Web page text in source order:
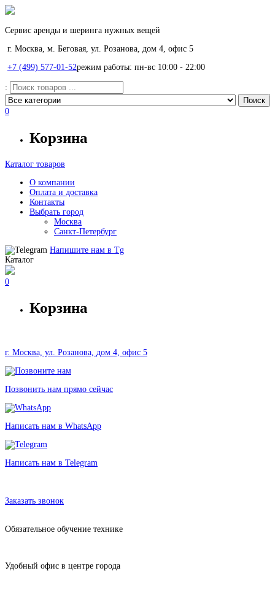
Сервис аренды и шеринга нужных вещей
г. Москва, м. Беговая, ул. Розанова, дом 4, офис 5
+7 (499) 577-01-52режим работы: пн-вс 10:00 - 22:00
:
0
Корзина
Каталог товаров
О компании
Оплата и доставка
Контакты
Выбрать город
Москва
Санкт-Петербург
Напишите нам в Tg
Каталог
0
Корзина
г. Москва, ул. Розанова, дом 4, офис 5
Позвонить нам прямо сейчас
Написать нам в WhatsApp
Написать нам в Telegram
Заказать звонок
Обязательное обучение технике
Удобный офис в центре города